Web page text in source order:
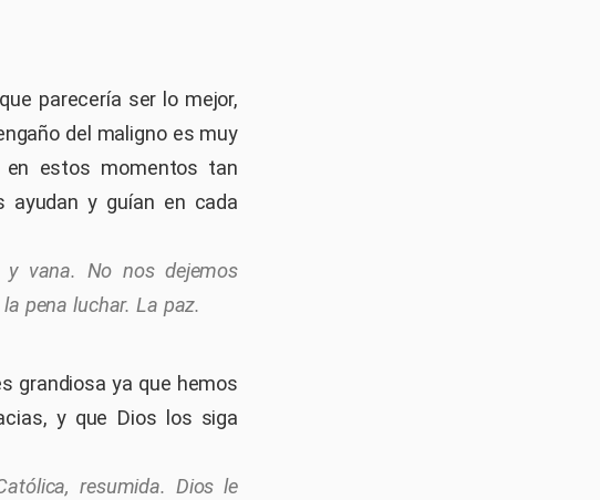
parecería ser lo mejor,
del maligno es muy
en estos momentos tan
y guían en cada
vana. No nos dejemos
pena luchar. La paz.
grandiosa ya que hemos
y que Dios los siga
resumida. Dios le